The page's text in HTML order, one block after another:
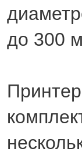
до 300